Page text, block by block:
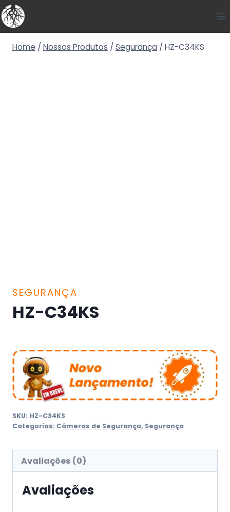
Home / Nossos Produtos / Segurança / HZ-C34KS
SEGURANÇA
HZ-C34KS
SKU: HZ-C34KS
Categorias: Câmeras de Segurança, Segurança
Avaliações (0)
Avaliações